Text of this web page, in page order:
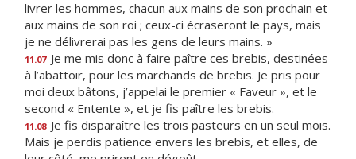
livrer les hommes, chacun aux mains de son prochain et
aux mains de son roi ; ceux-ci écraseront le pays, mais
je ne délivrerai pas les gens de leurs mains. »
11.07 Je me mis donc à faire paître ces brebis, destinées
à l’abattoir, pour les marchands de brebis. Je pris pour
moi deux bâtons, j’appelai le premier « Faveur », et le
second « Entente », et je fis paître les brebis.
11.08 Je fis disparaître les trois pasteurs en un seul mois.
Mais je perdis patience envers les brebis, et elles, de